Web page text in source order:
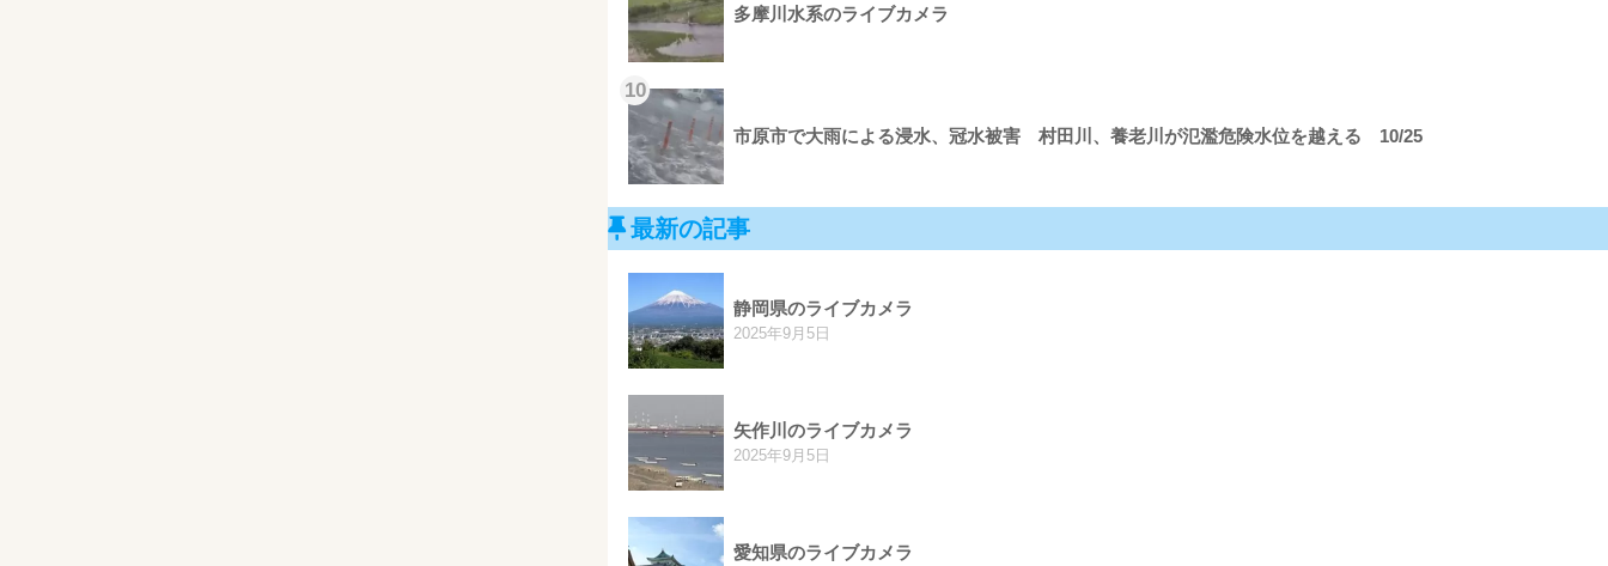
多摩川水系のライブカメラ
10
市原市で大雨による浸水、冠水被害 村田川、養老川が氾濫危険水位を越える 10/25
最新の記事
静岡県のライブカメラ
2025年9月5日
矢作川のライブカメラ
2025年9月5日
愛知県のライブカメラ